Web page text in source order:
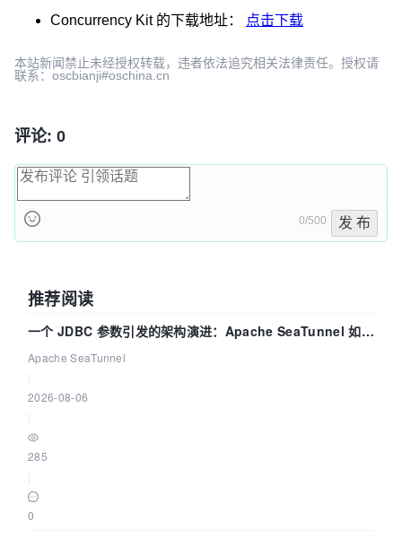
Concurrency Kit的下载地址： 点击下载
本站新闻禁止未经授权转载，违者依法追究相关法律责任。授权请
联系：oscbianji#oschina.cn
评论: 0
0/500 发 布
推荐阅读
一个 JDBC 参数引发的架构演进：Apache SeaTunnel 如何
解决数据同步中的“定时 Flush”难题
Apache SeaTunnel
2026-08-06
285
0